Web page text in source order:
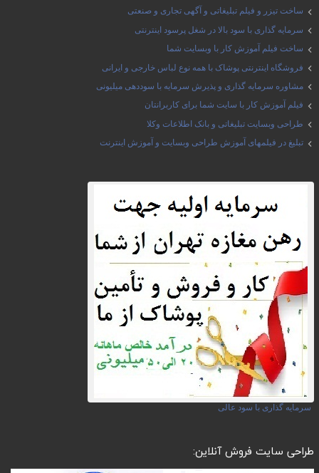
ساخت تیزر و فیلم تبلیغاتی و آگهی تجاری و صنعتی
سرمایه گذاری با سود بالا در شغل پرسود اینترنتی
ساخت فیلم آموزش کار با وبسایت شما
فروشگاه اینترنتی پوشاک با همه نوع لباس خارجی و ایرانی
مشاوره سرمایه گذاری و پذیرش سرمایه با سوددهی میلیونی
فیلم آموزش کار با سایت شما برای کاربرانتان
طراحی وبسایت تبلیغاتی و بانک اطلاعات وکلا
تبلیغ در فیلمهای آموزش طراحی وبسایت و آموزش اینترنت
سرمایه گذاری با سود عالی
طراحی سایت فروش آنلاین: